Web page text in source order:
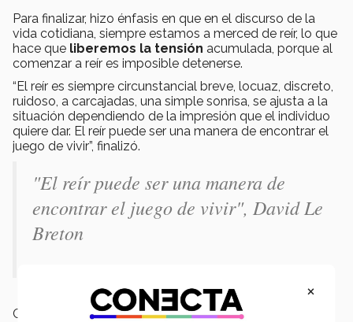
Para finalizar, hizo énfasis en que en el discurso de la
vida cotidiana, siempre estamos a merced de reír, lo que
hace que liberemos la tensión acumulada, porque al
comenzar a reír es imposible detenerse.
“El reír es siempre circunstancial breve, locuaz, discreto,
ruidoso, a carcajadas, una simple sonrisa, se ajusta a la
situación dependiendo de la impresión que el individuo
quiere dar. El reír puede ser una manera de encontrar el
juego de vivir”, finalizó.
"El reír puede ser una manera de
encontrar el juego de vivir", David Le
Breton
Campus: Estado de México
×